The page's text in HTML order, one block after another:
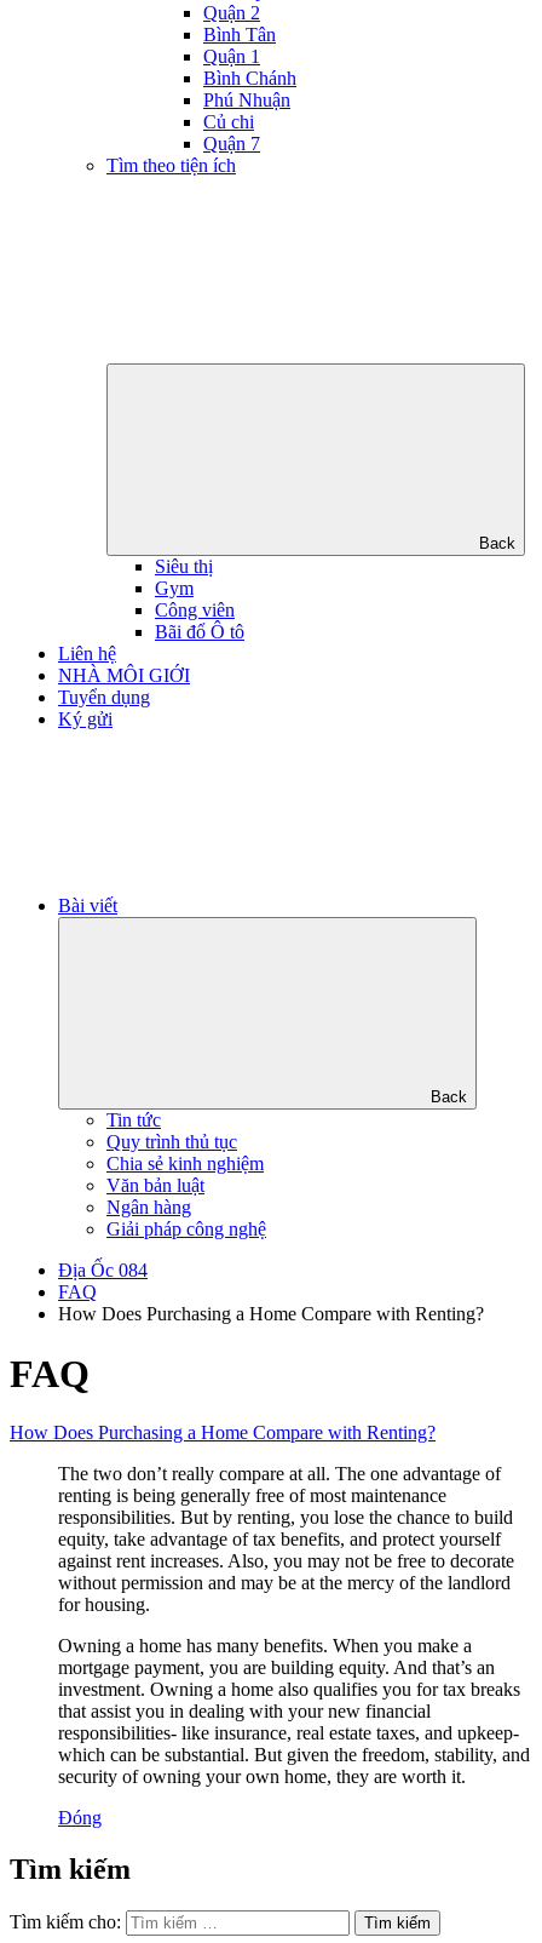
Quận 2
Bình Tân
Quận 1
Bình Chánh
Phú Nhuận
Củ chi
Quận 7
Tìm theo tiện ích
Back
Siêu thị
Gym
Công viên
Bãi đổ Ô tô
Liên hệ
NHÀ MÔI GIỚI
Tuyển dụng
Ký gửi
Bài viết
Back
Tin tức
Quy trình thủ tục
Chia sẻ kinh nghiệm
Văn bản luật
Ngân hàng
Giải pháp công nghệ
Địa Ốc 084
FAQ
How Does Purchasing a Home Compare with Renting?
FAQ
How Does Purchasing a Home Compare with Renting?
The two don’t really compare at all. The one advantage of
renting is being generally free of most maintenance
responsibilities. But by renting, you lose the chance to build
equity, take advantage of tax benefits, and protect yourself
against rent increases. Also, you may not be free to decorate
without permission and may be at the mercy of the landlord
for housing.
Owning a home has many benefits. When you make a
mortgage payment, you are building equity. And that’s an
investment. Owning a home also qualifies you for tax breaks
that assist you in dealing with your new financial
responsibilities- like insurance, real estate taxes, and upkeep-
which can be substantial. But given the freedom, stability, and
security of owning your own home, they are worth it.
Đóng
Tìm kiếm
Tìm kiếm cho: